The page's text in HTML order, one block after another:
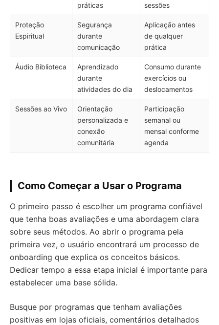
práticas
sessões
Proteção
Espiritual
Segurança
durante
comunicação
Aplicação antes
de qualquer
prática
Áudio Biblioteca
Aprendizado
durante
atividades do dia
Consumo durante
exercícios ou
deslocamentos
Sessões ao Vivo
Orientação
personalizada e
conexão
comunitária
Participação
semanal ou
mensal conforme
agenda
Como Começar a Usar o Programa
O primeiro passo é escolher um programa confiável
que tenha boas avaliações e uma abordagem clara
sobre seus métodos. Ao abrir o programa pela
primeira vez, o usuário encontrará um processo de
onboarding que explica os conceitos básicos.
Dedicar tempo a essa etapa inicial é importante para
estabelecer uma base sólida.
Busque por programas que tenham avaliações
positivas em lojas oficiais, comentários detalhados